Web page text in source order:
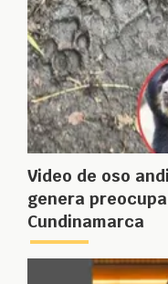
Video de oso
genera
Cundinamarca